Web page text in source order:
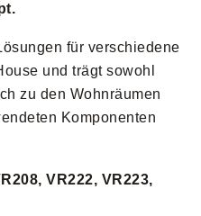
für verschiedene
und trägt sowohl
zu den Wohnräumen
Komponenten
VR222, VR223,